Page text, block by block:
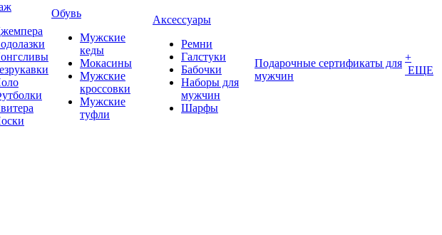
Обувь
Мужские
кеды
Мокасины
Мужские
кроссовки
Мужские
туфли
Аксессуары
Ремни
Галстуки
Бабочки
Наборы для
мужчин
Шарфы
Подарочные сертификаты для
мужчин
+
ЕЩЕ